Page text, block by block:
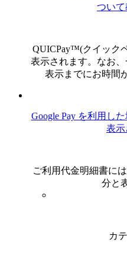
つい
QUICPay™(クイック
表示されます。なお、
表示までにお時間
Google Pay を利用し
表示
ご利用代金明細書に
分と
カ